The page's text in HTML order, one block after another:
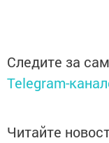
Следите за
Telegram-
Читайте